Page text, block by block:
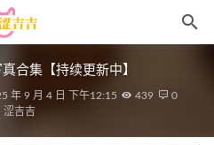
合集【持续更新中】
年 9 月 4 日 下午12:15 439
0
涩吉吉